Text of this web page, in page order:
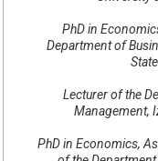
PhD in
Department of
Lecturer of the
Management,
PhD in Economics,